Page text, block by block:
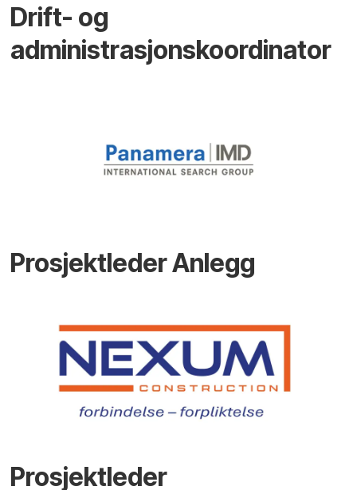
Drift- og
administrasjonskoordinator
Prosjektleder Anlegg
Prosjektleder